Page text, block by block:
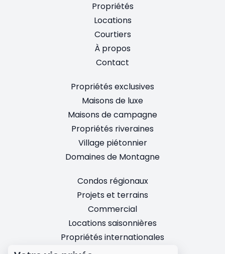
Propriétés
Locations
Courtiers
À propos
Contact
Propriétés exclusives
Maisons de luxe
Maisons de campagne
Propriétés riveraines
Village piétonnier
Domaines de Montagne
Condos régionaux
Projets et terrains
Commercial
Locations saisonnières
Propriétés internationales